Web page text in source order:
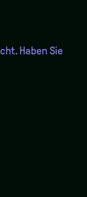
Haben Sie